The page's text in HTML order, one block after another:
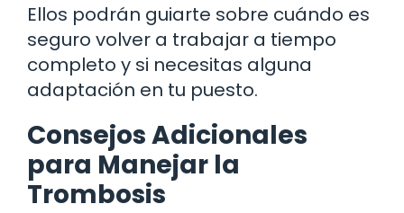
Ellos podrán guiarte sobre cuándo es
seguro volver a trabajar a tiempo
completo y si necesitas alguna
adaptación en tu puesto.
Consejos Adicionales
para Manejar la
Trombosis